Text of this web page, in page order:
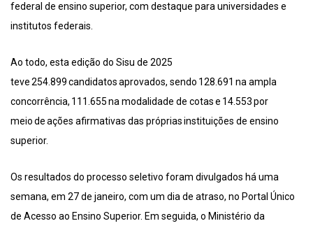
federal de ensino superior, com destaque para universidades e
institutos federais.
Ao todo, esta edição do Sisu de 2025
teve 254.899 candidatos aprovados, sendo 128.691 na ampla
concorrência, 111.655 na modalidade de cotas e 14.553 por
meio de ações afirmativas das próprias instituições de ensino
superior.
Os resultados do processo seletivo foram divulgados há uma
semana, em 27 de janeiro, com um dia de atraso, no Portal Único
de Acesso ao Ensino Superior. Em seguida, o Ministério da